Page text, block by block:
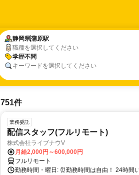
静岡県蒲原駅
職種を選択してください
学歴不問
キーワードを選択してください
静岡県蒲原駅
学歴不問
751件
業務委託
配信スタッフ(フルリモート)
株式会社ライブナウV
月給2,000円～600,000円
フルリモート
勤務時間・曜日: ⏰勤務時間は自由！ 24時間